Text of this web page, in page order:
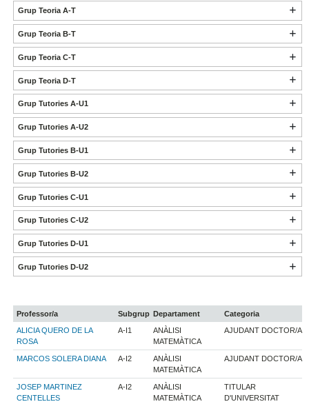
Grup Teoria A-T
Grup Teoria B-T
Grup Teoria C-T
Grup Teoria D-T
Grup Tutories A-U1
Grup Tutories A-U2
Grup Tutories B-U1
Grup Tutories B-U2
Grup Tutories C-U1
Grup Tutories C-U2
Grup Tutories D-U1
Grup Tutories D-U2
Professor/a Subgrup Departament
Categoria
ALICIA QUERO DE LA
ROSA
A-I1
ANÀLISI
MATEMÀTICA
AJUDANT DOCTOR/A
MARCOS SOLERA DIANA A-I2
ANÀLISI
MATEMÀTICA
AJUDANT DOCTOR/A
JOSEP MARTINEZ
CENTELLES
A-I2
ANÀLISI
MATEMÀTICA
TITULAR
D'UNIVERSITAT